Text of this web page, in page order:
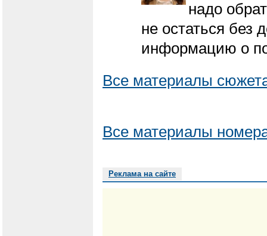
надо
не остаться без
информацию о
Все материалы
Все материалы
Реклама на сайте